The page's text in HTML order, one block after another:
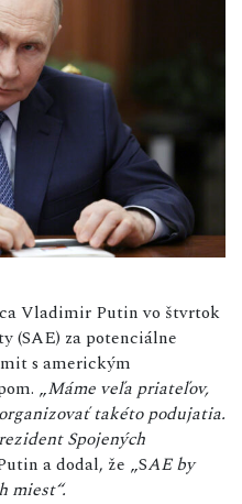
Vladimir Putin vo štvrtok
(SAE) za potenciálne
s americkým
„Máme veľa priateľov,
takéto podujatia.
Spojených
a dodal, že „SAE by
miest“.